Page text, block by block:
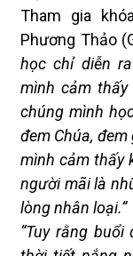
Tham gia
Phương Thảo
học chỉ diễn
mình cảm
chúng mình
đem Chúa,
mình cảm thấy
người mãi là
lòng nhân loại.”
“Tuy rằng